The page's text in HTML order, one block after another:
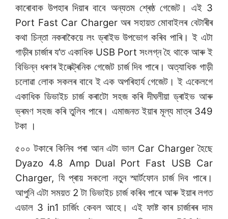
কাৰোবাক উপহাৰ দিয়াৰ বাবে অন্যতম শ্ৰেষ্ঠ গেজেট। এই 3
Port Fast Car Charger অৰ সহায়ত মোবাইলৰ বেটাৰীৰ
কথা চিন্তা নকৰাকৈয়ে লং ড্ৰাইভ উপভোগ কৰিব পাৰি। ই এটা
গাড়ীৰ চাৰ্জাৰ য’ত একাধিক USB Port সংলগ্ন হৈ থাকে আৰু ই
বিভিন্ন ধৰণৰ ইলেক্ট্ৰনিক গেজেট চাৰ্জ দিব পাৰে। অত্যাধিক গাড়ী
চলোৱা লোক সকলৰ বাবে ই এক অপৰিহাৰ্য গেজেট। ই একেলগে
একাধিক ডিভাইচ চাৰ্জ কৰাটো সহজ কৰি দীঘলীয়া ড্ৰাইভ আৰু
ভ্ৰমণ সহজ কৰি তুলিব পাৰে। এমাজনত ইয়াৰ মূল্য মাত্ৰ 349
টকা ।
৫০০ টকাৰে কিনিব পৰা আন এটা ভাল Car Charger হৈছে
Dyazo 4.8 Amp Dual Port Fast USB Car
Charger, যি প্ৰায় সকলো নতুন স্মাৰ্টফোন চাৰ্জ দিব পাৰে।
আপুনি এটা সময়ত 2 টা ডিভাইচ চাৰ্জ কৰিব পাৰে আৰু ইয়াৰ লগত
এডাল 3 in1 চাৰ্জিং কেবল আহে। এই ফাষ্ট কাৰ চাৰ্জাৰৰ দাম